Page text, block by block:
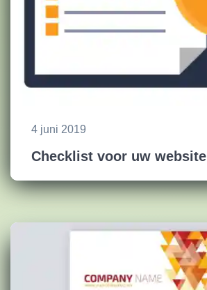
4 juni 2019
Checklist voor uw website